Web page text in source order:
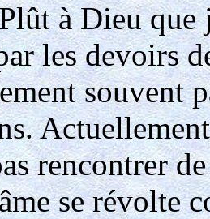
à Dieu
les devoirs
souvent
rencontrer
se révolte